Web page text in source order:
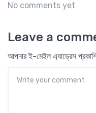
No comments yet
Leave a
আপনার ই-মেইল এ্যাড্রেস